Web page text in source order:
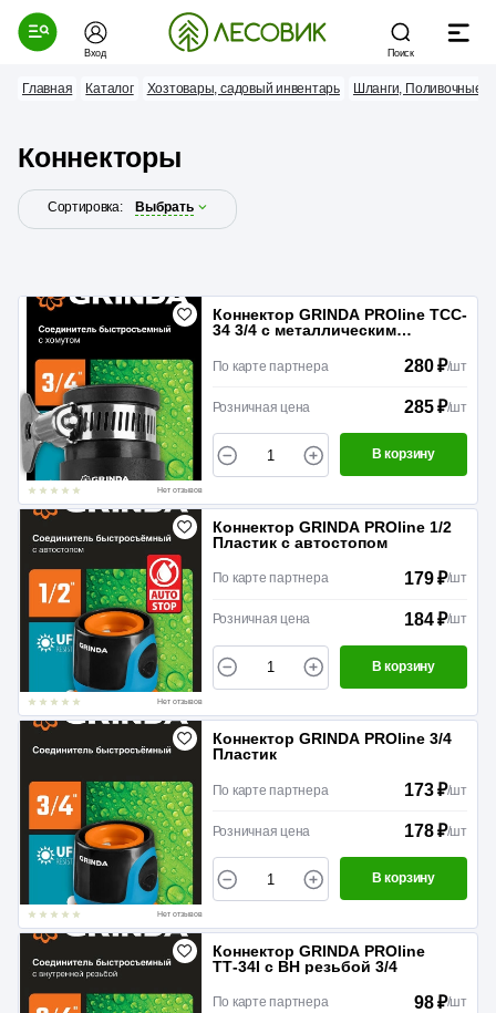
Вход Поиск
Главная Каталог Хозтовары, садовый инвентарь Шланги, Поливочные
Коннекторы
Сортировка: Выбрать
Нет отзывов
Коннектор GRINDA PROline TCC-
34 3/4 c металлическим
По карте партнера 280 ₽/шт
Розничная цена 285 ₽/шт
В корзину
Нет отзывов
Коннектор GRINDA PROline 1/2
Пластик с автостопом
По карте партнера 179 ₽/шт
Розничная цена 184 ₽/шт
В корзину
Нет отзывов
Коннектор GRINDA PROline 3/4
Пластик
По карте партнера 173 ₽/шт
Розничная цена 178 ₽/шт
В корзину
Коннектор GRINDA PROline
TТ-34I c ВН резьбой 3/4
По карте партнера 98 ₽/шт